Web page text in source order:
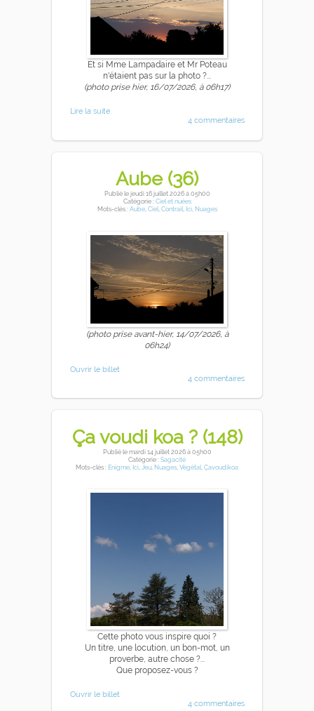
Et si Mme Lampadaire et Mr Poteau
n'étaient pas sur la photo ?...
(photo prise hier, 16/07/2026, à 06h17)
Lire la suite
4 commentaires
Aube (36)
Publiéle jeudi 16 juillet 2026à 05h00
Catégorie : Ciel et nuées
Mots-clés : Aube, Ciel, Contrail, Ici, Nuages
(photo prise avant-hier, 14/07/2026, à
06h24)
Ouvrir le billet
4 commentaires
Ça voudi koa ? (148)
Publiéle mardi 14 juillet 2026à 05h00
Catégorie : Sagacité
Mots-clés : Enigme Ici Jeu Nuages Végétal Çavoudikoa
Cette photo vous inspire quoi ?
Un titre, une locution, un bon-mot, un
proverbe, autre chose ?...
Que proposez-vous ?
Ouvrir le billet
4 commentaires